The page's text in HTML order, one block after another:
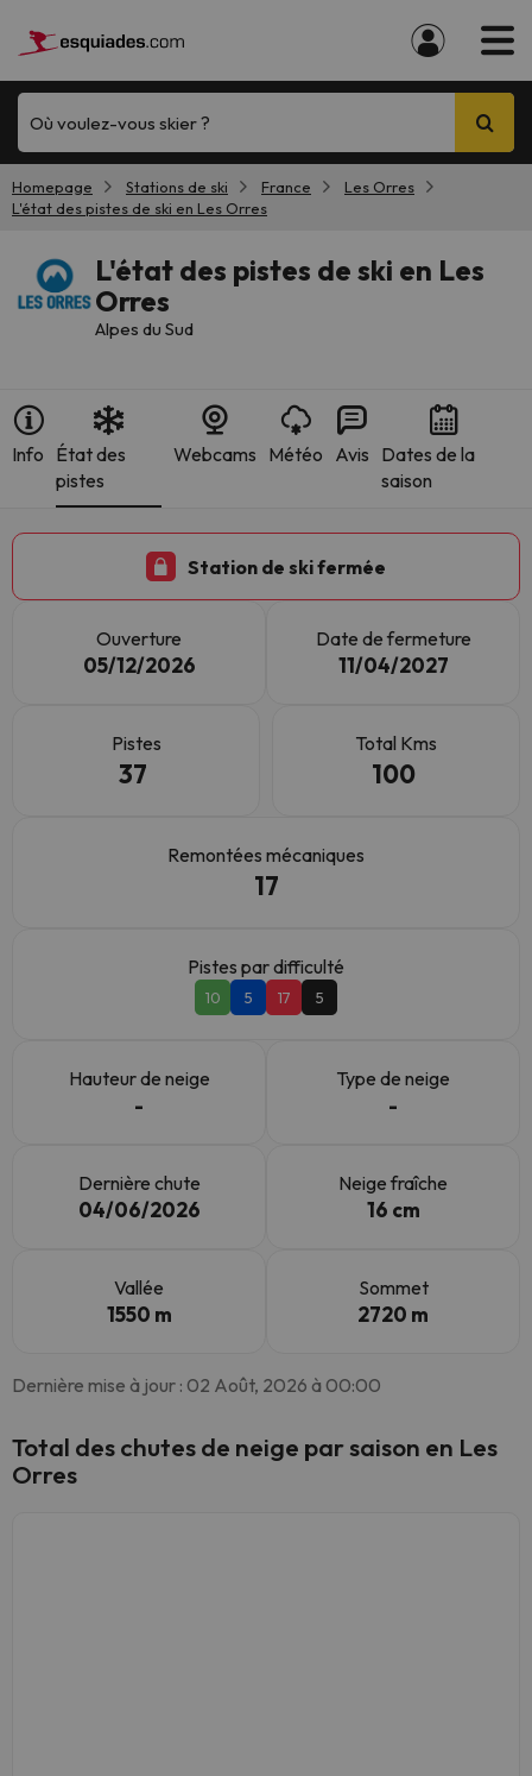
Où voulez-vous skier ?
Homepage Stations de ski France
Les Orres
L'état des pistes de ski en Les Orres
L'état des pistes de ski en Les
Orres
Alpes du Sud
Info État des
pistes
Webcams Météo Avis Dates de la
saison
Station de ski fermée
Ouverture
05/12/2026
Date de fermeture
11/04/2027
Pistes
37
Total Kms
100
Remontées mécaniques
17
Pistes par difficulté
10 5 17 5
Hauteur de neige
-
Type de neige
-
Dernière chute
04/06/2026
Neige fraîche
16 cm
Vallée
1550 m
Sommet
2720 m
Dernière mise à jour : 02 Août, 2026 à 00:00
Total des chutes de neige par saison en Les
Orres